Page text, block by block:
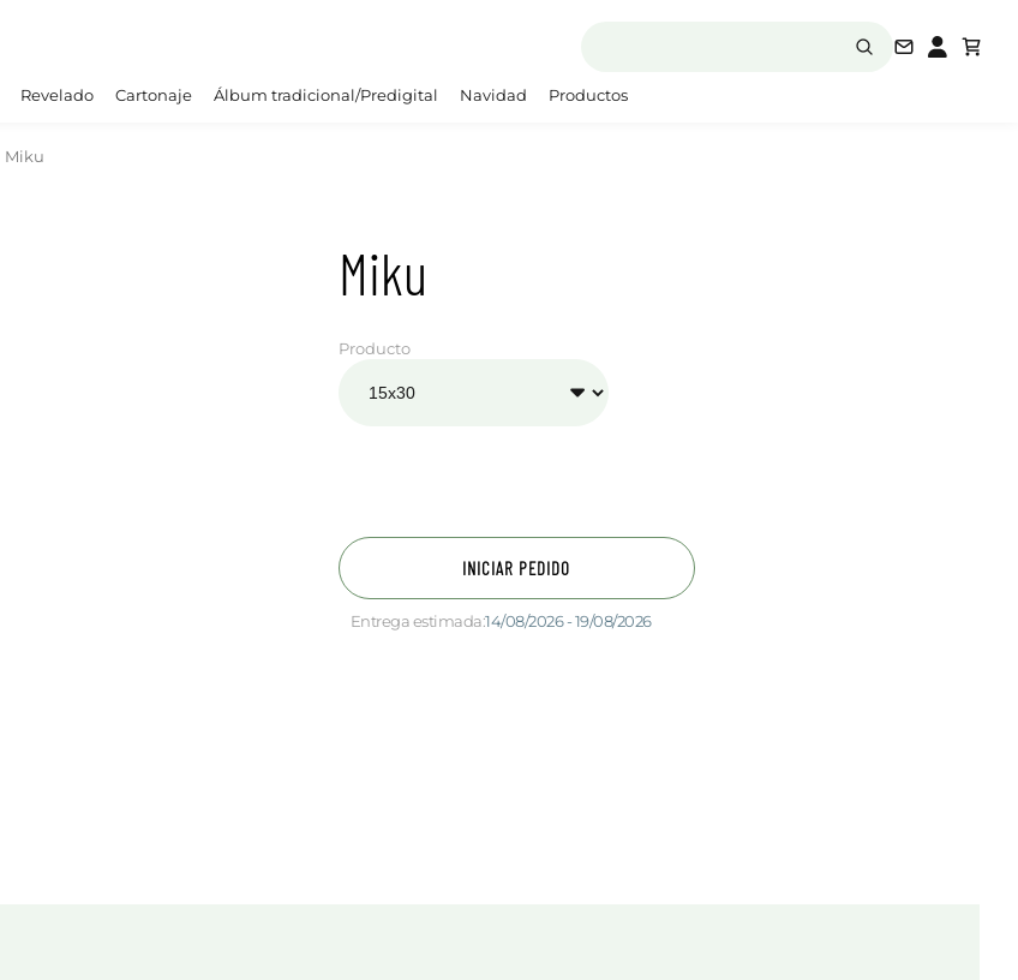
Revelado Cartonaje Álbum tradicional/Predigital Navidad Productos
Miku
Miku
Producto
INICIAR PEDIDO
Entrega estimada:14/08/2026 - 19/08/2026